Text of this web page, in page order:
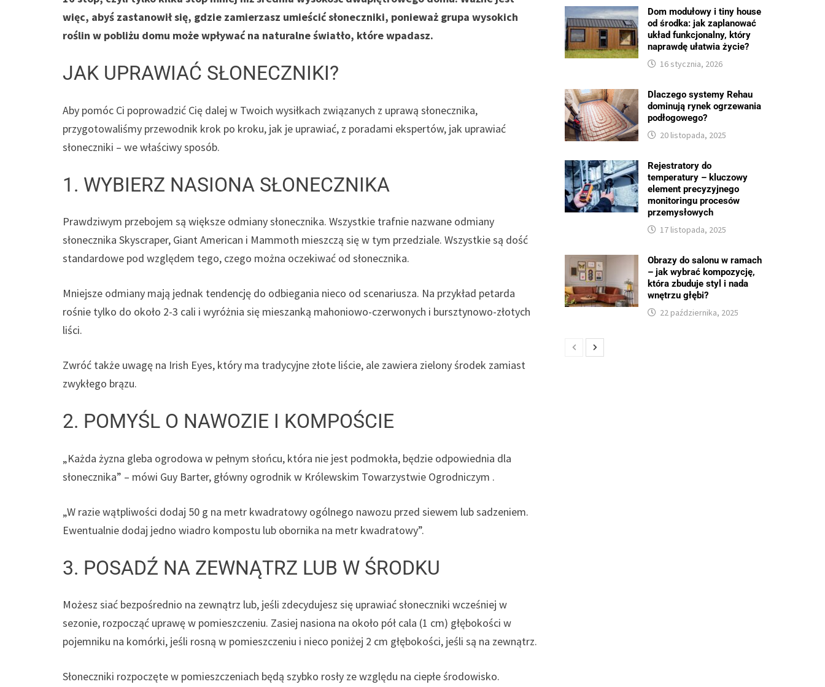
więc, abyś zastanowił się, gdzie zamierzasz umieścić słoneczniki, ponieważ grupa wysokich
roślin w pobliżu domu może wpływać na naturalne światło, które wpadasz.
JAK UPRAWIAĆ SŁONECZNIKI?
Aby pomóc Ci poprowadzić Cię dalej w Twoich wysiłkach związanych z uprawą słonecznika,
przygotowaliśmy przewodnik krok po kroku, jak je uprawiać, z poradami ekspertów, jak uprawiać
słoneczniki – we właściwy sposób.
1. WYBIERZ NASIONA SŁONECZNIKA
Prawdziwym przebojem są większe odmiany słonecznika. Wszystkie trafnie nazwane odmiany
słonecznika Skyscraper, Giant American i Mammoth mieszczą się w tym przedziale. Wszystkie są dość
standardowe pod względem tego, czego można oczekiwać od słonecznika.
Mniejsze odmiany mają jednak tendencję do odbiegania nieco od scenariusza. Na przykład petarda
rośnie tylko do około 2-3 cali i wyróżnia się mieszanką mahoniowo-czerwonych i bursztynowo-złotych
liści.
Zwróć także uwagę na Irish Eyes, który ma tradycyjne złote liście, ale zawiera zielony środek zamiast
zwykłego brązu.
2. POMYŚL O NAWOZIE I KOMPOŚCIE
„Każda żyzna gleba ogrodowa w pełnym słońcu, która nie jest podmokła, będzie odpowiednia dla
słonecznika” – mówi Guy Barter, główny ogrodnik w Królewskim Towarzystwie Ogrodniczym .
„W razie wątpliwości dodaj 50 g na metr kwadratowy ogólnego nawozu przed siewem lub sadzeniem.
Ewentualnie dodaj jedno wiadro kompostu lub obornika na metr kwadratowy”.
3. POSADŹ NA ZEWNĄTRZ LUB W ŚRODKU
Możesz siać bezpośrednio na zewnątrz lub, jeśli zdecydujesz się uprawiać słoneczniki wcześniej w
sezonie, rozpocząć uprawę w pomieszczeniu. Zasiej nasiona na około pół cala (1 cm) głębokości w
pojemniku na komórki, jeśli rosną w pomieszczeniu i nieco poniżej 2 cm głębokości, jeśli są na zewnątrz.
Słoneczniki rozpoczęte w pomieszczeniach będą szybko rosły ze względu na ciepłe środowisko.
Dom modułowy i tiny house
od środka: jak zaplanować
układ funkcjonalny, który
naprawdę ułatwia życie?
16 stycznia, 2026
Dlaczego systemy Rehau
dominują rynek ogrzewania
podłogowego?
20 listopada, 2025
Rejestratory do
temperatury – kluczowy
element precyzyjnego
monitoringu procesów
przemysłowych
17 listopada, 2025
Obrazy do salonu w ramach
– jak wybrać kompozycję,
która zbuduje styl i nada
wnętrzu głębi?
22 października, 2025